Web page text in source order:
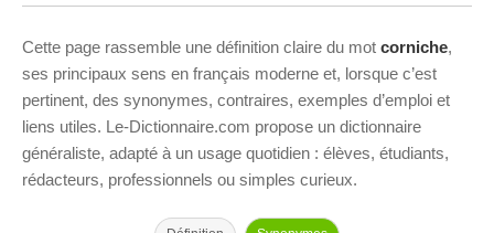
Cette page rassemble une définition claire du mot corniche,
ses principaux sens en français moderne et, lorsque c’est
pertinent, des synonymes, contraires, exemples d’emploi et
liens utiles. Le-Dictionnaire.com propose un dictionnaire
généraliste, adapté à un usage quotidien : élèves, étudiants,
rédacteurs, professionnels ou simples curieux.